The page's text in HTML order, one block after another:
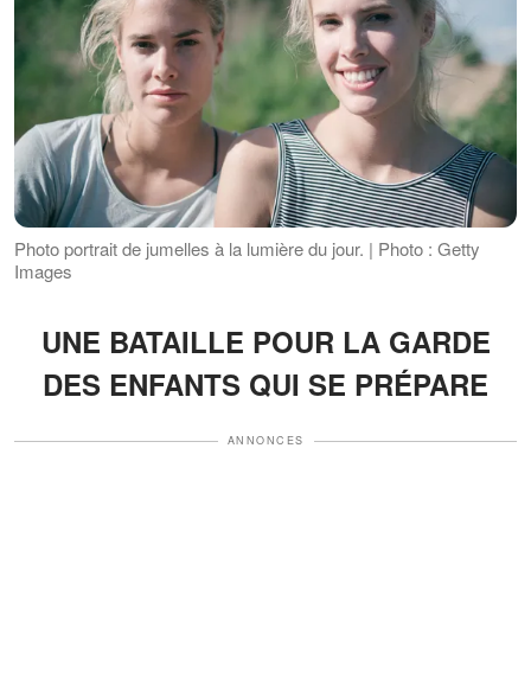
Photo portrait de jumelles à la lumière du jour. | Photo : Getty
Images
UNE BATAILLE POUR LA GARDE
DES ENFANTS QUI SE PRÉPARE
ANNONCES